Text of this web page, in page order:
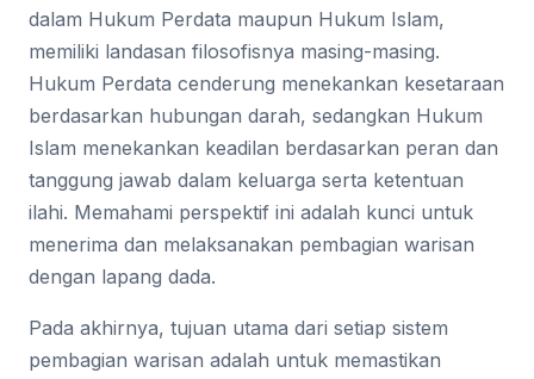
dalam Hukum Perdata maupun Hukum Islam,
memiliki landasan filosofisnya masing-masing.
Hukum Perdata cenderung menekankan kesetaraan
berdasarkan hubungan darah, sedangkan Hukum
Islam menekankan keadilan berdasarkan peran dan
tanggung jawab dalam keluarga serta ketentuan
ilahi. Memahami perspektif ini adalah kunci untuk
menerima dan melaksanakan pembagian warisan
dengan lapang dada.
Pada akhirnya, tujuan utama dari setiap sistem
pembagian warisan adalah untuk memastikan